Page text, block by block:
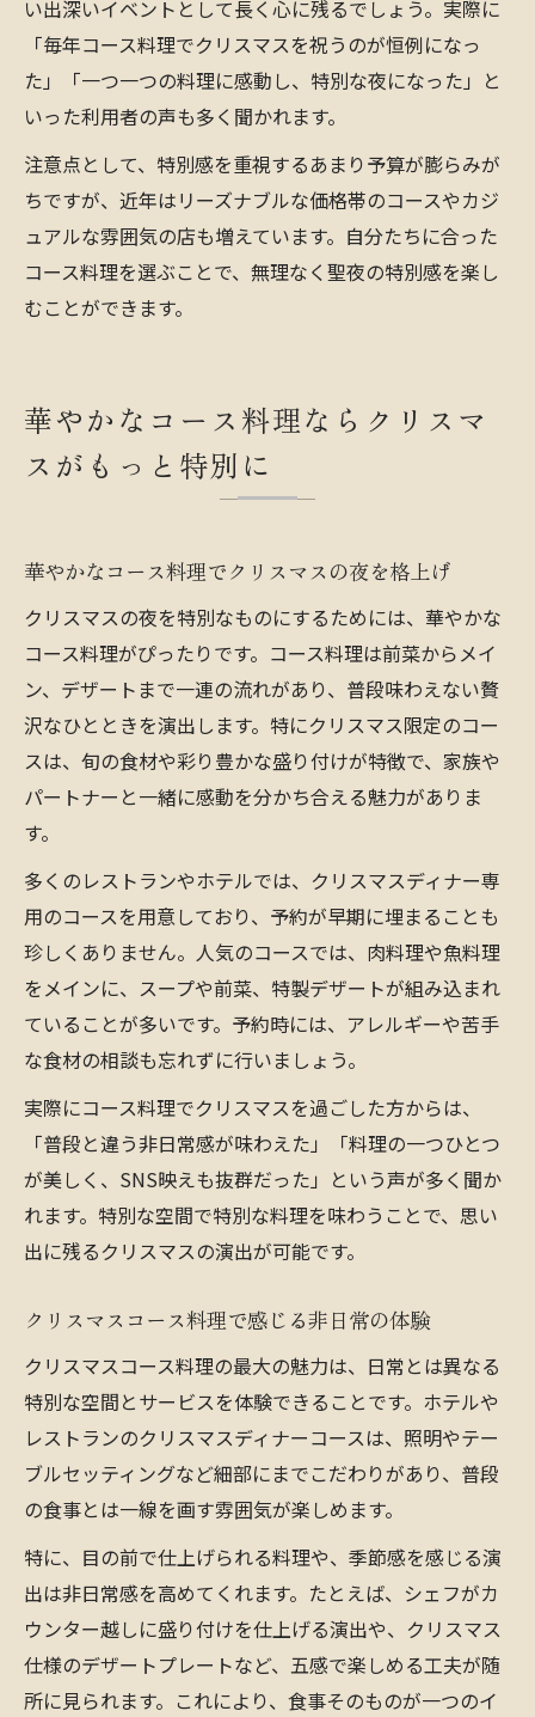
い出深いイベントとして長く心に残るでしょう。実際に
「毎年コース料理でクリスマスを祝うのが恒例になっ
た」「一つ一つの料理に感動し、特別な夜になった」と
いった利用者の声も多く聞かれます。
注意点として、特別感を重視するあまり予算が膨らみが
ちですが、近年はリーズナブルな価格帯のコースやカジ
ュアルな雰囲気の店も増えています。自分たちに合った
コース料理を選ぶことで、無理なく聖夜の特別感を楽し
むことができます。
華やかなコース料理ならクリスマ
スがもっと特別に
華やかなコース料理でクリスマスの夜を格上げ
クリスマスの夜を特別なものにするためには、華やかな
コース料理がぴったりです。コース料理は前菜からメイ
ン、デザートまで一連の流れがあり、普段味わえない贅
沢なひとときを演出します。特にクリスマス限定のコー
スは、旬の食材や彩り豊かな盛り付けが特徴で、家族や
パートナーと一緒に感動を分かち合える魅力がありま
す。
多くのレストランやホテルでは、クリスマスディナー専
用のコースを用意しており、予約が早期に埋まることも
珍しくありません。人気のコースでは、肉料理や魚料理
をメインに、スープや前菜、特製デザートが組み込まれ
ていることが多いです。予約時には、アレルギーや苦手
な食材の相談も忘れずに行いましょう。
実際にコース料理でクリスマスを過ごした方からは、
「普段と違う非日常感が味わえた」「料理の一つひとつ
が美しく、SNS映えも抜群だった」という声が多く聞か
れます。特別な空間で特別な料理を味わうことで、思い
出に残るクリスマスの演出が可能です。
クリスマスコース料理で感じる非日常の体験
クリスマスコース料理の最大の魅力は、日常とは異なる
特別な空間とサービスを体験できることです。ホテルや
レストランのクリスマスディナーコースは、照明やテー
ブルセッティングなど細部にまでこだわりがあり、普段
の食事とは一線を画す雰囲気が楽しめます。
特に、目の前で仕上げられる料理や、季節感を感じる演
出は非日常感を高めてくれます。たとえば、シェフがカ
ウンター越しに盛り付けを仕上げる演出や、クリスマス
仕様のデザートプレートなど、五感で楽しめる工夫が随
所に見られます。これにより、食事そのものが一つのイ